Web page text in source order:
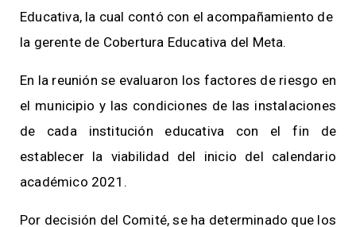
Educativa, la cual contó con el acompañamiento de
la gerente de Cobertura Educativa del Meta.
En la reunión se evaluaron los factores de riesgo en
el municipio y las condiciones de las instalaciones
de cada institución educativa con el fin de
establecer la viabilidad del inicio del calendario
académico 2021.
Por decisión del Comité, se ha determinado que los